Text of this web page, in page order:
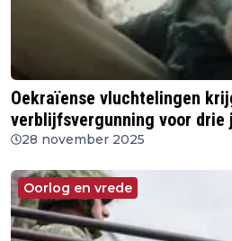
Oekraïense vluchtelingen
verblijfsvergunning voor drie
28 november 2025
Oorlog en vrede